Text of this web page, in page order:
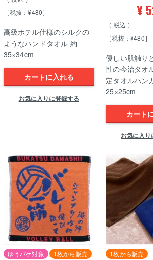
［税抜：¥480］
高級ホテル仕様のシルクの
ようなハンドタオル 約
35×34cm
カートに入れる
お気に入りに登録する
¥
税込
［税抜：¥480］
優しい肌触り
性の今治タオ
定タオルハン
25×25cm
カート
お気に入
ゆうパケ対象
1枚から販売
1枚から販売